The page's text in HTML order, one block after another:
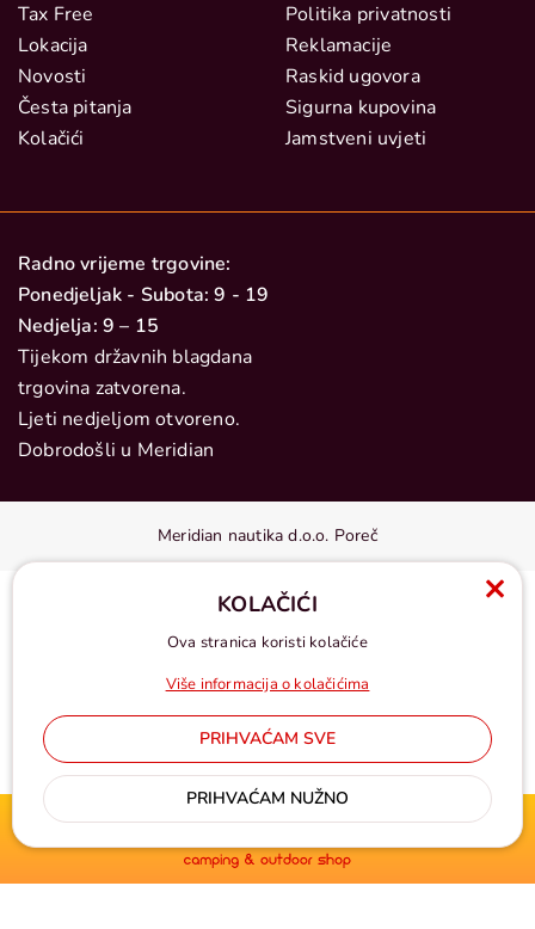
Tax Free
Lokacija
Novosti
Česta pitanja
Kolačići
Politika privatnosti
Reklamacije
Raskid ugovora
Sigurna kupovina
Jamstveni uvjeti
Radno vrijeme trgovine:
Ponedjeljak - Subota: 9 - 19
Nedjelja: 9 – 15
Tijekom državnih blagdana
trgovina zatvorena.
Ljeti nedjeljom otvoreno.
Dobrodošli u Meridian
Meridian nautika d.o.o. Poreč
Cijene u eurima, pdv uključen
KOLAČIĆI
Ova stranica koristi kolačiće
Više informacija o kolačićima
PRIHVAĆAM SVE
PRIHVAĆAM NUŽNO